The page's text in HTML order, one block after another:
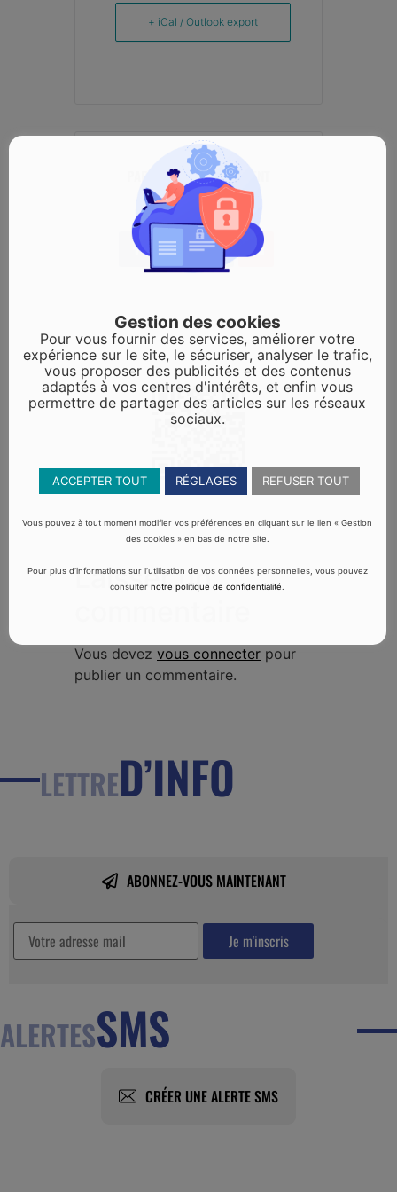
+ iCal / Outlook export
PARTAGEZ CET ÉVÉNEMENT
Laisser un
Vous devez vous connecter pour
publier un commentaire.
LETTRED’INFO
ABONNEZ-VOUS MAINTENANT
ALERTESSMS
CRÉER UNE ALERTE SMS
Gestion des cookies
Pour vous fournir des services, améliorer votre
expérience sur le site, le sécuriser, analyser le trafic,
vous proposer des publicités et des contenus
adaptés à vos centres d'intérêts, et enfin vous
permettre de partager des articles sur les réseaux
sociaux.
ACCEPTER TOUT RÉGLAGES REFUSER TOUT
Vous pouvez à tout moment modifier vos préférences en cliquant sur le lien « Gestion
des cookies » en bas de notre site.
Pour plus d’informations sur l’utilisation de vos données personnelles, vous pouvez
consulternotre politique de confidentialité